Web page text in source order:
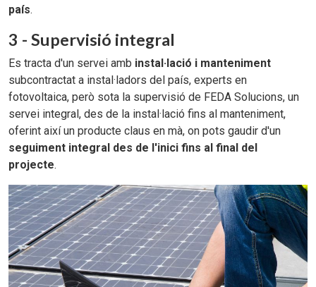
país.
3 - Supervisió integral
Es tracta d'un servei amb instal·lació i manteniment
subcontractat a instal·ladors del país, experts en
fotovoltaica, però sota la supervisió de FEDA Solucions, un
servei integral, des de la instal·lació fins al manteniment,
oferint així un producte claus en mà, on pots gaudir d'un
seguiment integral des de l'inici fins al final del
projecte.